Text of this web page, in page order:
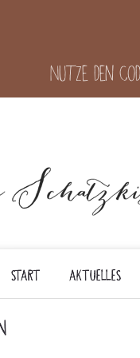
Nutze den
START AKTUELLES